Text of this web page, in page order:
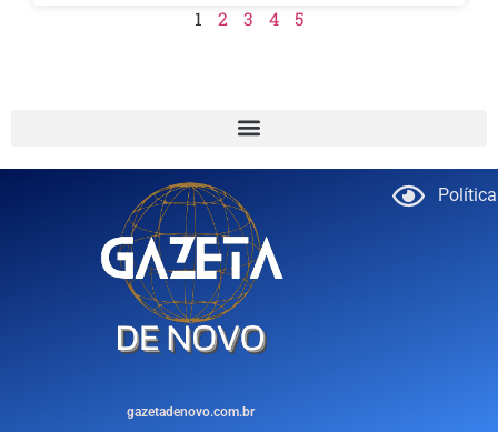
1 2 3 4 5
gazetadenovo.com.br